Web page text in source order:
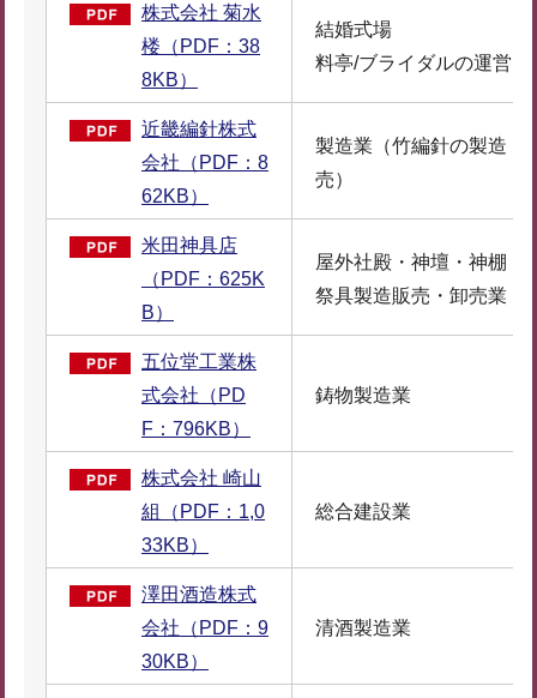
株式会社 菊水
楼（PDF：38
8KB）
結婚式場
料亭/ブライダルの運営
近畿編針株式
会社（PDF：8
62KB）
製造業（竹編針の製造・
売）
米田神具店
（PDF：625K
B）
屋外社殿・神壇・神棚・
祭具製造販売・卸売業
五位堂工業株
式会社（PD
F：796KB）
鋳物製造業
株式会社 崎山
組（PDF：1,0
33KB）
総合建設業
澤田酒造株式
会社（PDF：9
30KB）
清酒製造業